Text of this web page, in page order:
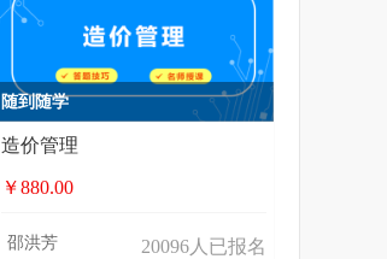
随到随学
造价管理
￥880.00
邵洪芳 20096人已报名